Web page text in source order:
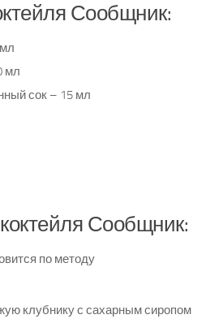
Сообщник:
мл
сок – 15 мл
Сообщник:
по методу
клубнику с сахарным сиропом